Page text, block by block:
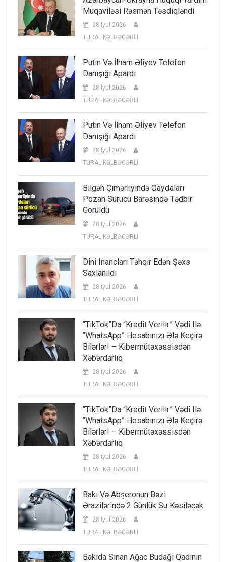
Müqaviləsi Rəsmən Təsdiqləndi
28 İyul 2026
TURAL KƏLBƏCƏRLİ
Putin Və İlham Əliyev Telefon
Danışığı Apardı
28 İyul 2026
TURAL KƏLBƏCƏRLİ
Putin Və İlham Əliyev Telefon
Danışığı Apardı
28 İyul 2026
TURAL KƏLBƏCƏRLİ
Bilgəh Çimərliyində Qaydaları
Pozan Sürücü Barəsində Tədbir
Görüldü
28 İyul 2026
TURAL KƏLBƏCƏRLİ
Dini Inancları Təhqir Edən Şəxs
Saxlanıldı
28 İyul 2026
TURAL KƏLBƏCƏRLİ
“TikTok”da “kredit Verilir” Vədi Ilə
“WhatsApp” Hesabınızı Ələ Keçirə
Bilərlər! – Kibermütəxəssisdən
Xəbərdarlıq
28 İyul 2026
TURAL KƏLBƏCƏRLİ
“TikTok”da “kredit Verilir” Vədi Ilə
“WhatsApp” Hesabınızı Ələ Keçirə
Bilərlər! – Kibermütəxəssisdən
Xəbərdarlıq
28 İyul 2026
TURAL KƏLBƏCƏRLİ
Bakı Və Abşeronun Bəzi
Ərazilərində 2 Günlük Su Kəsiləcək
28 İyul 2026
TURAL KƏLBƏCƏRLİ
Bakıda Sınan Ağac Budağı Qadının